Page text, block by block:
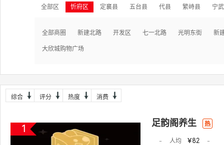
全部区 忻府区 定襄县 五台县 代县 繁峙县 宁
全部商圈 新建北路 开发区 七一北路 光明东街 新
大欣城购物广场
综合 评分 热度 消费
1
足韵阁养生 热
- 人均 ￥82
-